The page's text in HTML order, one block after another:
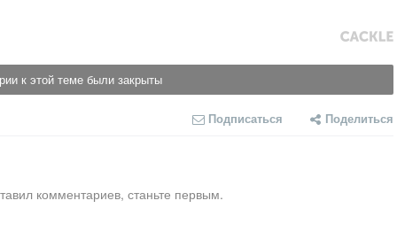
к этой теме были закрыты
Подписаться Поделиться
комментариев, станьте первым.